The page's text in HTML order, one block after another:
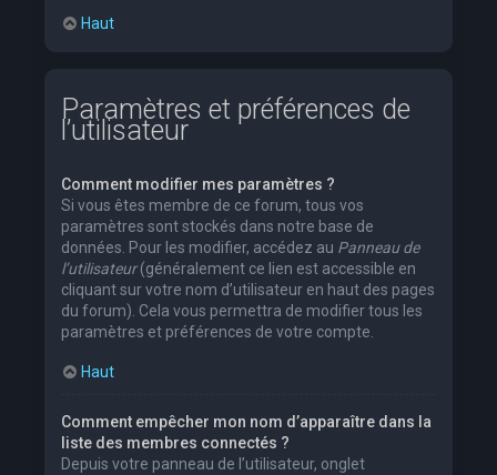
Haut
Paramètres et préférences de
l’utilisateur
Comment modifier mes paramètres ?
Si vous êtes membre de ce forum, tous vos
paramètres sont stockés dans notre base de
données. Pour les modifier, accédez au Panneau de
l’utilisateur(généralement ce lien est accessible en
cliquant sur votre nom d’utilisateur en haut des pages
du forum). Cela vous permettra de modifier tous les
paramètres et préférences de votre compte.
Haut
Comment empêcher mon nom d’apparaître dans la
liste des membres connectés ?
Depuis votre panneau de l’utilisateur, onglet